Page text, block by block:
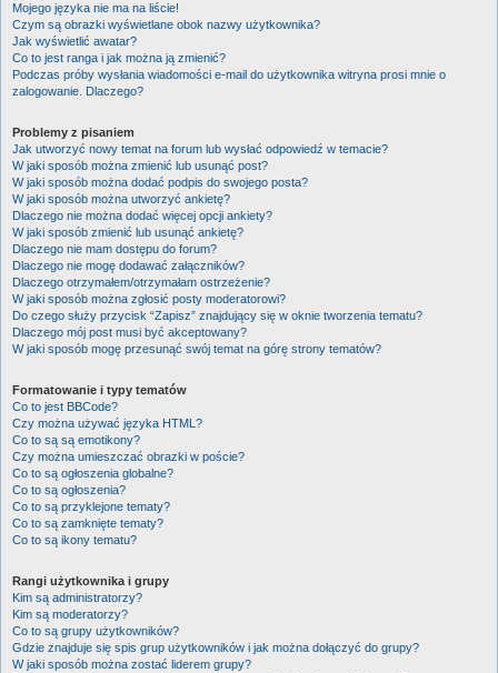
Mojego języka nie ma na liście!
Czym są obrazki wyświetlane obok nazwy użytkownika?
Jak wyświetlić awatar?
Co to jest ranga i jak można ją zmienić?
Podczas próby wysłania wiadomości e-mail do użytkownika witryna prosi mnie o
zalogowanie. Dlaczego?
Problemy z pisaniem
Jak utworzyć nowy temat na forum lub wysłać odpowiedź w temacie?
W jaki sposób można zmienić lub usunąć post?
W jaki sposób można dodać podpis do swojego posta?
W jaki sposób można utworzyć ankietę?
Dlaczego nie można dodać więcej opcji ankiety?
W jaki sposób zmienić lub usunąć ankietę?
Dlaczego nie mam dostępu do forum?
Dlaczego nie mogę dodawać załączników?
Dlaczego otrzymałem/otrzymałam ostrzeżenie?
W jaki sposób można zgłosić posty moderatorowi?
Do czego służy przycisk “Zapisz” znajdujący się w oknie tworzenia tematu?
Dlaczego mój post musi być akceptowany?
W jaki sposób mogę przesunąć swój temat na górę strony tematów?
Formatowanie i typy tematów
Co to jest BBCode?
Czy można używać języka HTML?
Co to są są emotikony?
Czy można umieszczać obrazki w poście?
Co to są ogłoszenia globalne?
Co to są ogłoszenia?
Co to są przyklejone tematy?
Co to są zamknięte tematy?
Co to są ikony tematu?
Rangi użytkownika i grupy
Kim są administratorzy?
Kim są moderatorzy?
Co to są grupy użytkowników?
Gdzie znajduje się spis grup użytkowników i jak można dołączyć do grupy?
W jaki sposób można zostać liderem grupy?